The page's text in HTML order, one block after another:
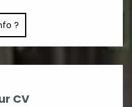
?
CV